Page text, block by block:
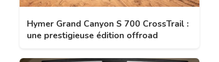
Hymer Grand Canyon S 700 CrossTrail :
une prestigieuse édition offroad